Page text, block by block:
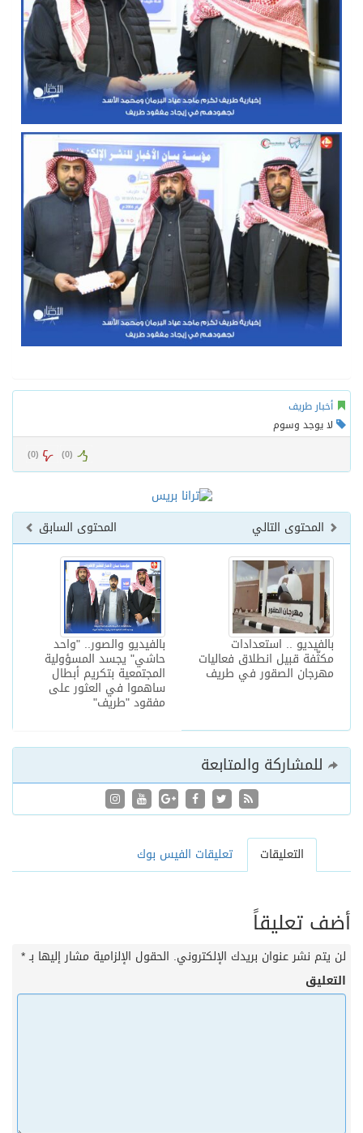
أخبار طريف
لا يوجد وسوم
(
0
) (
0
)
المحتوى السابق المحتوى التالي
بالفيديو والصور.. "واحد
حاشي" يجسد المسؤولية
المجتمعية بتكريم أبطال
ساهموا في العثور على
مفقود "طريف"
بالفيديو .. استعدادات
مكثّفة قبيل انطلاق فعاليات
مهرجان الصقور في طريف
للمشاركة والمتابعة
التعليقات تعليقات الفيس بوك
أضف تعليقاً
لن يتم نشر عنوان بريدك الإلكتروني. الحقول الإلزامية مشار إليها بـ*
التعليق